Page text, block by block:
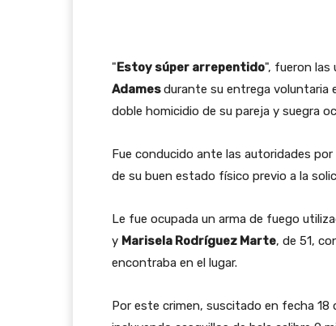
"Estoy súper arrepentido", fueron las
Adamesdurante su entrega voluntaria
doble homicidio de su pareja y suegra
Fue conducido ante las autoridades
de su buen estado físico previo a la
Le fue ocupada un arma de fuego
y Marisela Rodríguez Marte, de 51,
encontraba en el lugar.
Por este crimen, suscitado en fecha 18